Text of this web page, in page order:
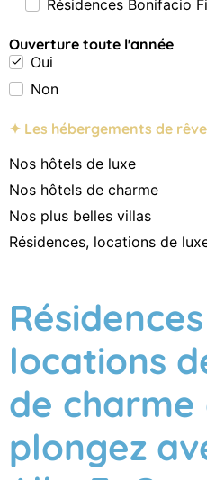
Résidences Bonifacio
Ouverture toute l'année
Oui
Non
✦ Les hébergements de
Nos hôtels de luxe
Nos hôtels de charme
Nos plus belles villas
Résidences, locations de
locations
de charme
plongez